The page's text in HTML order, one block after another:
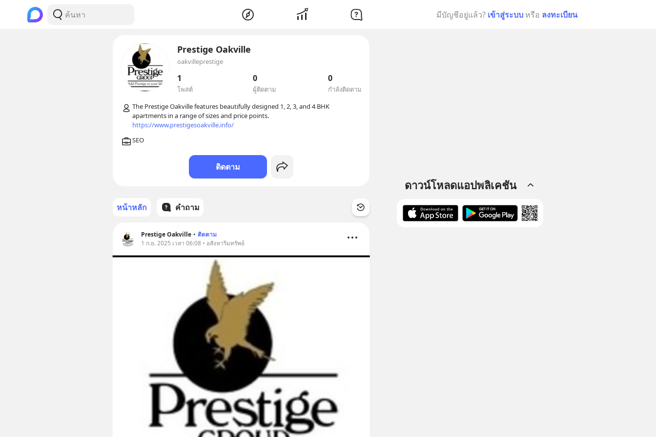
มีบัญชีอยู่แล้ว? เข้าสู่ระบบ หรือ ลงทะเบียน
Prestige Oakville
oakvilleprestige
1
โพสต์
0
ผู้ติดตาม
0
กำลังติดตาม
The Prestige Oakville features beautifully designed 1, 2, 3, and 4 BHK
apartments in a range of sizes and price points.
https://www.prestigesoakville.info/
SEO
ติดตาม
หน้าหลัก คำถาม
Prestige Oakville • ติดตาม
1 ก.ย. 2025 เวลา 06:08 • อสังหาริมทรัพย์
ดาวน์โหลดแอปพลิเคชัน